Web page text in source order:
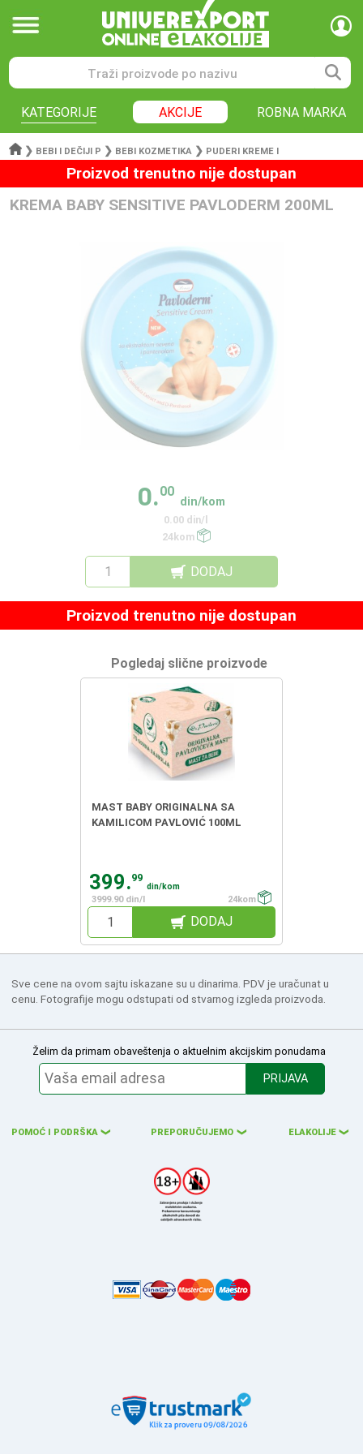
KATEGORIJE AKCIJE ROBNA MARKA
❯ BEBI I DEČIJI P ❯ BEBI KOZMETIKA ❯ PUDERI KREME I
Proizvod trenutno nije dostupan
KREMA BABY SENSITIVE PAVLODERM 200ML
0.00
din/kom
0.00 din/l
24kom
DODAJ
Proizvod trenutno nije dostupan
Pogledaj slične proizvode
MAST BABY ORIGINALNA SA
KAMILICOM PAVLOVIĆ 100ML
399.99
din/kom
3999.90 din/l
24kom
DODAJ
Sve cene na ovom sajtu iskazane su u dinarima. PDV je uračunat u
cenu. Fotografije mogu odstupati od stvarnog izgleda proizvoda.
Želim da primam obaveštenja o aktuelnim akcijskim ponudama
PRIJAVA
POMOĆ I PODRŠKA ❮ PREPORUČUJEMO ❮ ELAKOLIJE ❮